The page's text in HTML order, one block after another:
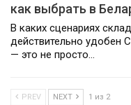
как выбрать в
В каких сценариях
действительно удобен
— это не просто…
PREV NEXT 1 из 2